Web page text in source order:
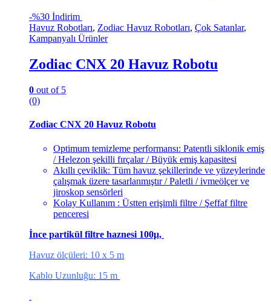
-%30 İndirim
Havuz Robotları, Zodiac Havuz Robotları, Çok Satanlar,
Kampanyalı Ürünler
Zodiac CNX 20 Havuz Robotu
0 out of 5
(0)
Zodiac CNX 20 Havuz Robotu
Optimum temizleme performansı: Patentli siklonik emiş
/ Helezon şekilli fırçalar / Büyük emiş kapasitesi
Akıllı çeviklik: Tüm havuz şekillerinde ve yüzeylerinde
çalışmak üzere tasarlanmıştır / Paletli / ivmeölçer ve
jiroskop sensörleri
Kolay Kullanım : Üstten erişimli filtre / Şeffaf filtre
penceresi
İnce partikül filtre haznesi 100μ,
Havuz ölçüleri: 10 x 5 m
Kablo Uzunluğu: 15 m